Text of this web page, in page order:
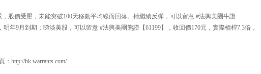
股價受壓，未能突破100天移動平均線而回落。搏繼續反彈，可以留意 #法興美團牛證
明年9月到期；睇淡美股，可以留意 #法興美團熊證【61199】，收回價170元，實際槓桿7.3倍，
http://hk.warrants.com/